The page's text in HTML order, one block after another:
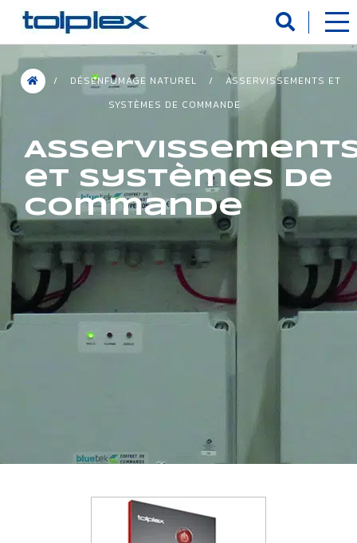
/ DÉSENFUMAGE NATUREL /
ASSERVISSEMENTS ET
SYSTÈMES DE COMMANDE
et systèmes de
commande
Panneau de gestion des cookies